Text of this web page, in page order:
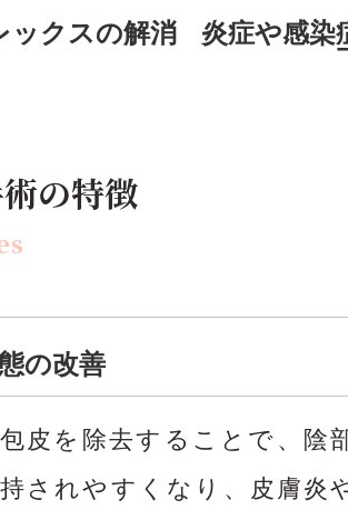
ックスの解消
炎症や感染
の特徴
の改善
皮を除去することで、陰
されやすくなり、皮膚炎